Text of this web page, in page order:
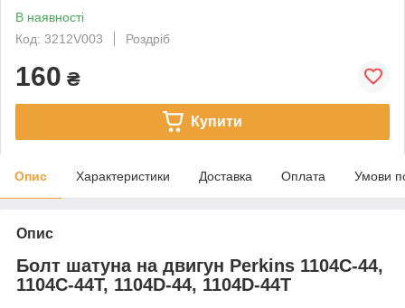
В наявності
Код: 3212V003
Роздріб
160 ₴
Купити
Опис Характеристики Доставка Оплата Умови
Опис
Болт шатуна на двигун Perkins 1104C-44,
1104C-44T, 1104D-44, 1104D-44T